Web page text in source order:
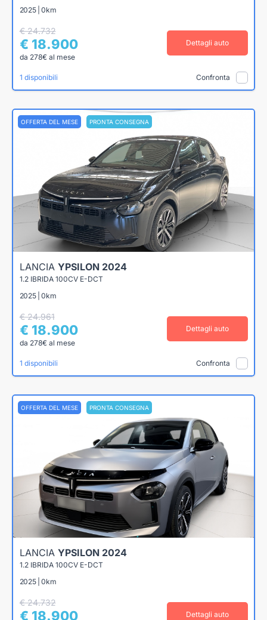
2025 | 0km
€ 24.732
€ 18.900
da 278€ al mese
Dettagli auto
1 disponibili Confronta
OFFERTA DEL MESE PRONTA CONSEGNA
LANCIA YPSILON 2024
1.2 IBRIDA 100CV E-DCT
2025 | 0km
€ 24.961
€ 18.900
da 278€ al mese
Dettagli auto
1 disponibili Confronta
OFFERTA DEL MESE PRONTA CONSEGNA
LANCIA YPSILON 2024
1.2 IBRIDA 100CV E-DCT
2025 | 0km
€ 24.732
€ 18.900 Dettagli auto